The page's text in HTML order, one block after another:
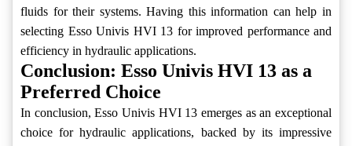
fluids for their systems. Having this information can help in
selecting Esso Univis HVI 13 for improved performance and
efficiency in hydraulic applications.
Conclusion: Esso Univis HVI 13 as a
Preferred Choice
In conclusion, Esso Univis HVI 13 emerges as an exceptional
choice for hydraulic applications, backed by its impressive